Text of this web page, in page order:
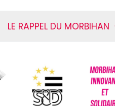
LE RAPPEL DU MORBIHAN